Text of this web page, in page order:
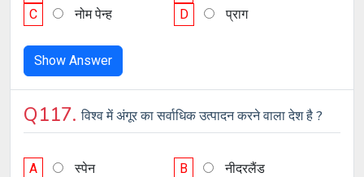
C
नोम पेन्ह D प्राग
Show Answer
Q117.विश्व में अंगूर का सर्वाधिक उत्पादन करने वाला देश है ?
A स्पेन B
नीदरलैंड